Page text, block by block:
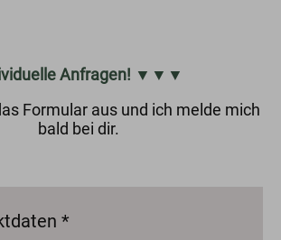
Anfragen! ▼▼▼
Formular aus und ich melde mich
bald bei dir.
*